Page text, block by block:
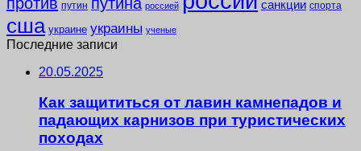
путин россией санкции спорта
сша украине украины ученые
Последние записи
20.05.2025
Как защититься от лавин камнепадов и
падающих карнизов при туристических
походах